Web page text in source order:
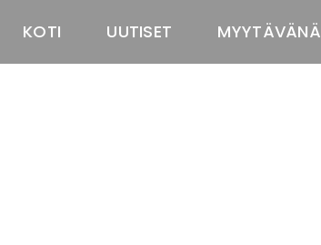
KOTI UUTISET MYYTÄVÄNÄ